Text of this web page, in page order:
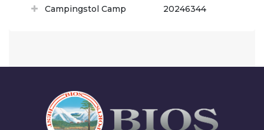
Campingstol Camp 20246344